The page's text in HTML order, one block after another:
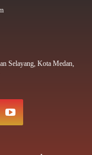
Selayang, Kota Medan,